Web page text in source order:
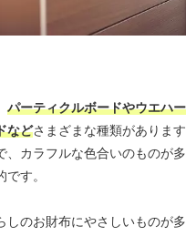
パーティクルボードやウエハ
などさまざまな種類がありま
、カラフルな色合いのものが
す。
しのお財布にやさしいものが